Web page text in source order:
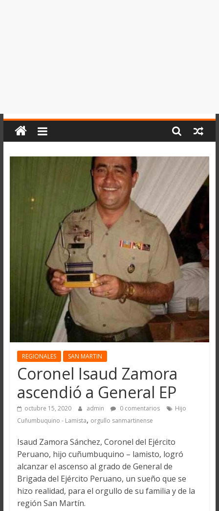
REGIONALES SAN MARTIN
Coronel Isaud Zamora
ascendió a General EP
octubre 15, 2020 admin 0 comentarios
Hijo
Cuñumbuquino - Lamista, orgullo sanmartinense
Isaud Zamora Sánchez, Coronel del Ejército
Peruano, hijo cuñumbuquino – lamisto, logró
alcanzar el ascenso al grado de General de
Brigada del Ejército Peruano, un sueño que se
hizo realidad, para el orgullo de su familia y de la
región San Martín.